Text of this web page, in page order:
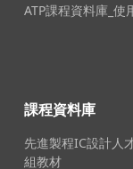
ATP課程資料庫_使
課程資料庫
先進製程IC設計人
組教材